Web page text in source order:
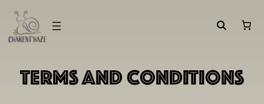
contenu
Terms and Conditions